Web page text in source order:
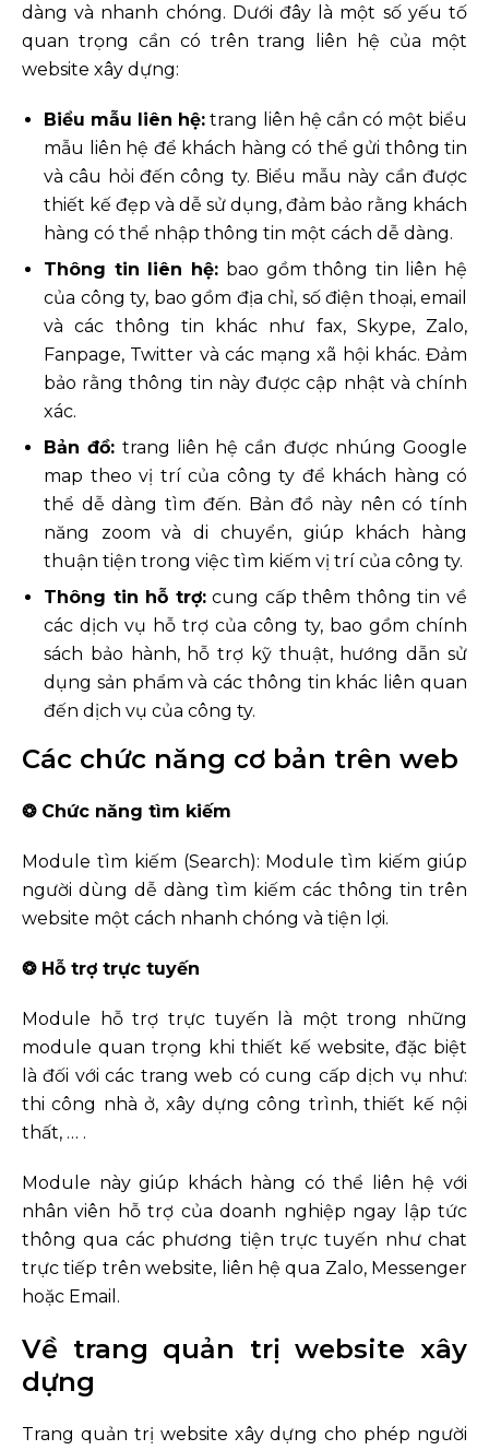
dàng và nhanh chóng. Dưới đây là một số yếu tố
quan trọng cần có trên trang liên hệ của một
website xây dựng:
Biểu mẫu liên hệ: trang liên hệ cần có một biểu
mẫu liên hệ để khách hàng có thể gửi thông tin
và câu hỏi đến công ty. Biểu mẫu này cần được
thiết kế đẹp và dễ sử dụng, đảm bảo rằng khách
hàng có thể nhập thông tin một cách dễ dàng.
Thông tin liên hệ: bao gồm thông tin liên hệ
của công ty, bao gồm địa chỉ, số điện thoại, email
và các thông tin khác như fax, Skype, Zalo,
Fanpage, Twitter và các mạng xã hội khác. Đảm
bảo rằng thông tin này được cập nhật và chính
xác.
Bản đồ: trang liên hệ cần được nhúng Google
map theo vị trí của công ty để khách hàng có
thể dễ dàng tìm đến. Bản đồ này nên có tính
năng zoom và di chuyển, giúp khách hàng
thuận tiện trong việc tìm kiếm vị trí của công ty.
Thông tin hỗ trợ:cung cấp thêm thông tin về
các dịch vụ hỗ trợ của công ty, bao gồm chính
sách bảo hành, hỗ trợ kỹ thuật, hướng dẫn sử
dụng sản phẩm và các thông tin khác liên quan
đến dịch vụ của công ty.
Các chức năng cơ bản trên web
❂ Chức năng tìm kiếm
Module tìm kiếm (Search): Module tìm kiếm giúp
người dùng dễ dàng tìm kiếm các thông tin trên
website một cách nhanh chóng và tiện lợi.
❂ Hỗ trợ trực tuyến
Module hỗ trợ trực tuyến là một trong những
module quan trọng khi thiết kế website, đặc biệt
là đối với các trang web có cung cấp dịch vụ như:
thi công nhà ở, xây dựng công trình, thiết kế nội
thất, … .
Module này giúp khách hàng có thể liên hệ với
nhân viên hỗ trợ của doanh nghiệp ngay lập tức
thông qua các phương tiện trực tuyến như chat
trực tiếp trên website, liên hệ qua Zalo, Messenger
hoặc Email.
Về trang quản trị website xây
dựng
Trang quản trị website xây dựng cho phép người